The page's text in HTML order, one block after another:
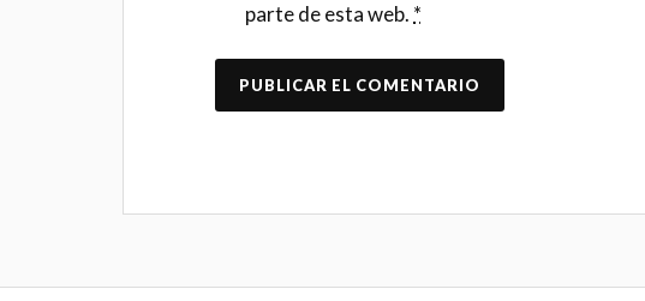
parte de esta web. *